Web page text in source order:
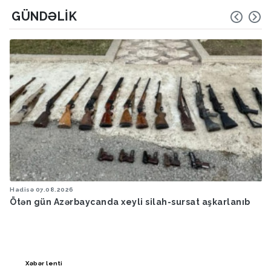
GÜNDƏLIK
Hadisə 07.08.2026
Ötən gün Azərbaycanda xeyli silah-sursat aşkarlanıb
Xəbər lenti